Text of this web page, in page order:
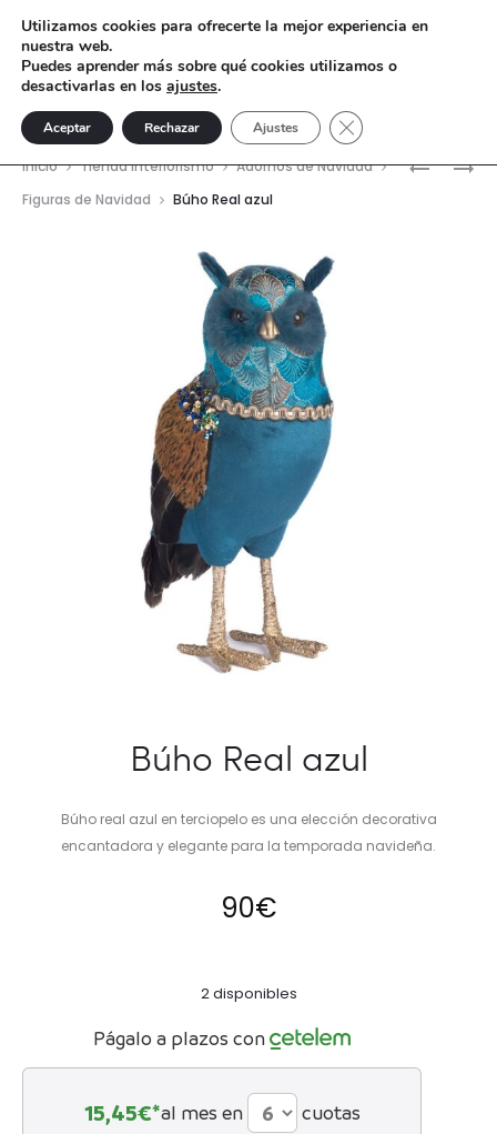
LECHUZA
Inicio Tienda interiorismo
Adornos de Navidad
Figuras de Navidad
Búho Real azul
Búho Real azul
Búho real azul en terciopelo es una elección decorativa
encantadora y elegante para la temporada navideña.
90€
2 disponibles
Págalo a plazos con
15,45€*al mes en cuotas
Utilizamos cookies para ofrecerte la mejor experiencia en
nuestra web.
Puedes aprender más sobre qué cookies utilizamos o
desactivarlas en los ajustes.
Aceptar Rechazar Ajustes Cerrar el banner de